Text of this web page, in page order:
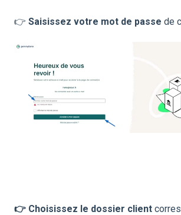
👉 Saisissez votre mot de passe de
👉 Choisissez le dossier client